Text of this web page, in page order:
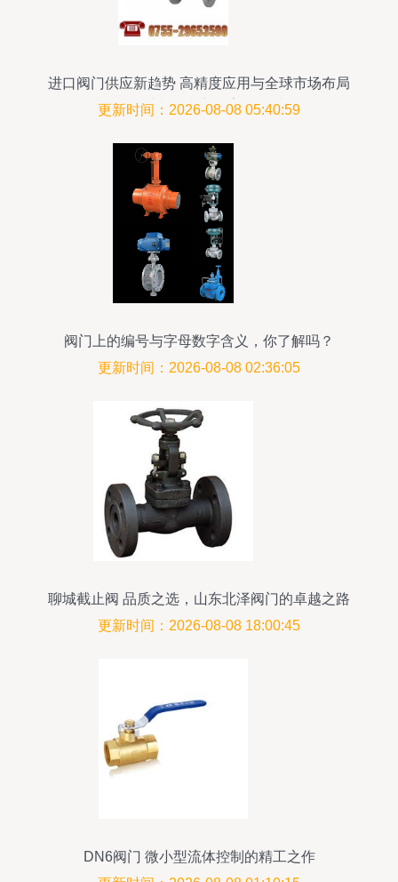
进口阀门供应新趋势 高精度应用与全球市场布局
——以制冷大市场案例探讨
更新时间：2026-08-08 05:40:59
阀门上的编号与字母数字含义，你了解吗？
更新时间：2026-08-08 02:36:05
聊城截止阀 品质之选，山东北泽阀门的卓越之路
更新时间：2026-08-08 18:00:45
DN6阀门 微小型流体控制的精工之作